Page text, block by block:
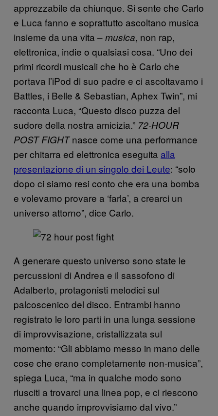
apprezzabile da chiunque. Si sente che Carlo
e Luca fanno e soprattutto ascoltano musica
insieme da una vita –musica, non rap,
elettronica, indie o qualsiasi cosa. “Uno dei
primi ricordi musicali che ho è Carlo che
portava l’iPod di suo padre e ci ascoltavamo i
Battles, i Belle & Sebastian, Aphex Twin”, mi
racconta Luca, “Questo disco puzza del
sudore della nostra amicizia.” 72-HOUR
POST FIGHTnasce come una performance
per chitarra ed elettronica eseguita alla
presentazione di un singolo dei Leute: “solo
dopo ci siamo resi conto che era una bomba
e volevamo provare a ‘farla’, a crearci un
universo attorno”, dice Carlo.
A generare questo universo sono state le
percussioni di Andrea e il sassofono di
Adalberto, protagonisti melodici sul
palcoscenico del disco. Entrambi hanno
registrato le loro parti in una lunga sessione
di improvvisazione, cristallizzata sul
momento: “Gli abbiamo messo in mano delle
cose che erano completamente non-musica”,
spiega Luca, “ma in qualche modo sono
riusciti a trovarci una linea pop, e ci riescono
anche quando improvvisiamo dal vivo.”